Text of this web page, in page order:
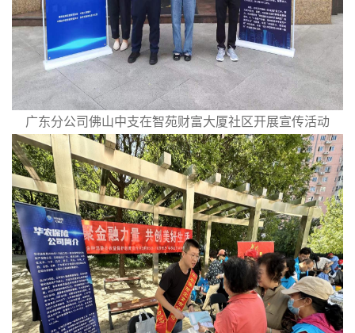
广东分公司佛山中支在智苑财富大厦社区开展宣传活动